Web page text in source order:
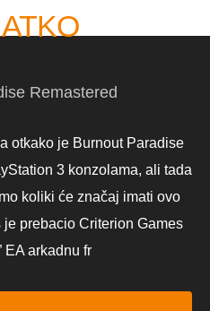
Remastered
otkako je Burnout Paradise
3 konzolama, ali tada
koliki će značaj imati ovo
prebacio Criterion Games
EA arkadnu fr